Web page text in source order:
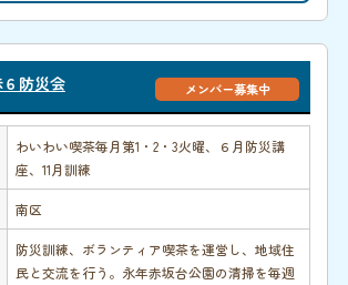
６防災会 メンバー募集中
わいわい喫茶毎月第1・2・3火曜、６月防災講
座、11月訓練
南区
防災訓練、ボランティア喫茶を運営し、地域住
民と交流を行う。永年赤坂台公園の清掃を毎週